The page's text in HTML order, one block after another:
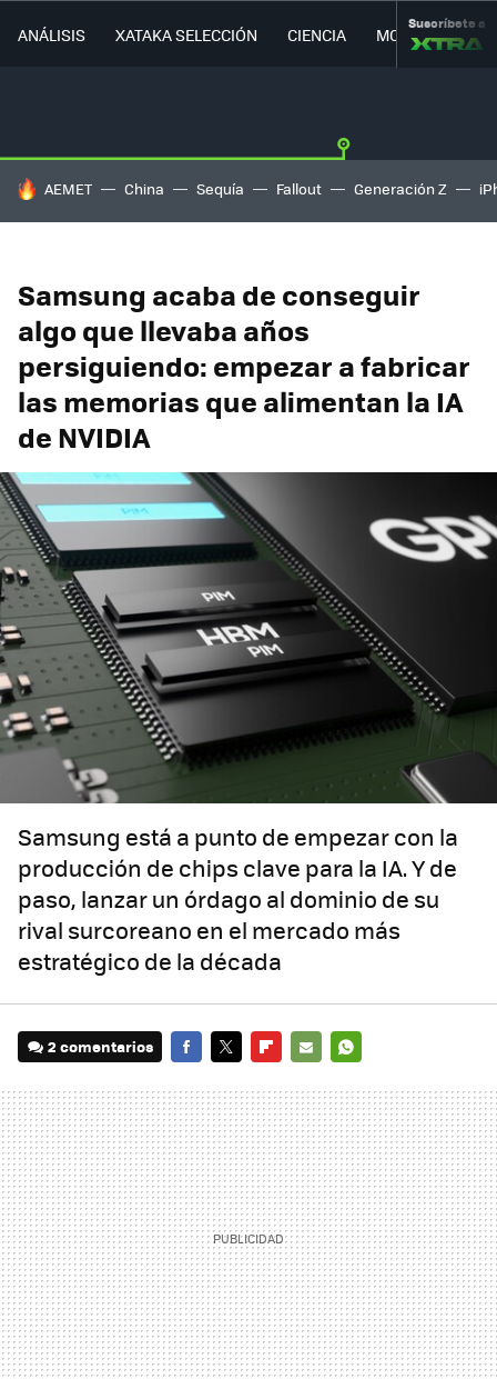
ANÁLISIS XATAKA SELECCIÓN CIENCIA MOVILIDAD
Suscríbete a
HOY SE HABLA DE
AEMET China Sequía Fallout Generación Z
Samsung acaba de conseguir
algo que llevaba años
persiguiendo: empezar a fabricar
las memorias que alimentan la IA
de NVIDIA
Samsung está a punto de empezar con la
producción de chips clave para la IA. Y de
paso, lanzar un órdago al dominio de su
rival surcoreano en el mercado más
estratégico de la década
2 comentarios
MAIL